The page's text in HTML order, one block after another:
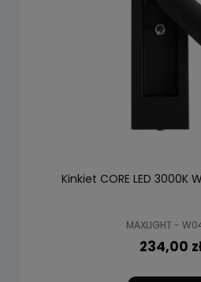
Kinkiet CORE LED 3000K
MAXLIGHT -
234,00